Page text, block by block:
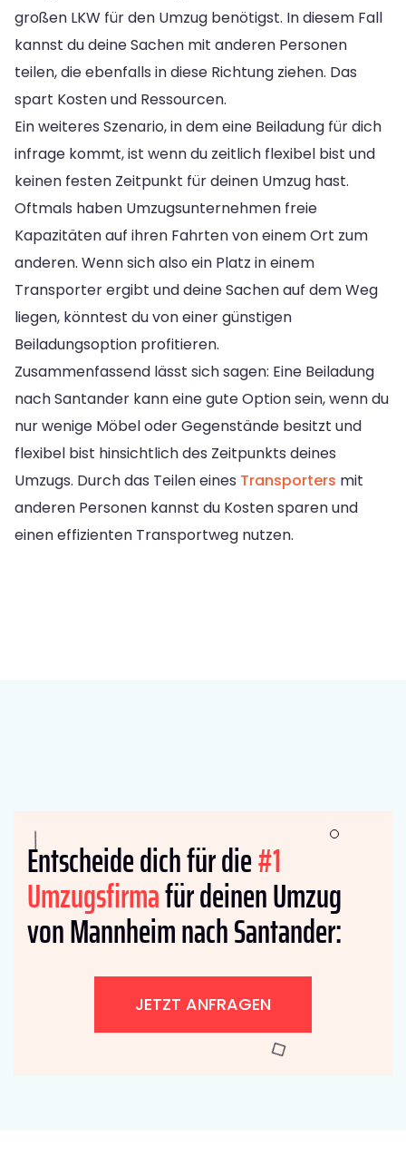
großen LKW für den Umzug benötigst. In diesem Fall
kannst du deine Sachen mit anderen Personen
teilen, die ebenfalls in diese Richtung ziehen. Das
spart Kosten und Ressourcen.
Ein weiteres Szenario, in dem eine Beiladung für dich
infrage kommt, ist wenn du zeitlich flexibel bist und
keinen festen Zeitpunkt für deinen Umzug hast.
Oftmals haben Umzugsunternehmen freie
Kapazitäten auf ihren Fahrten von einem Ort zum
anderen. Wenn sich also ein Platz in einem
Transporter ergibt und deine Sachen auf dem Weg
liegen, könntest du von einer günstigen
Beiladungsoption profitieren.
Zusammenfassend lässt sich sagen: Eine Beiladung
nach Santander kann eine gute Option sein, wenn du
nur wenige Möbel oder Gegenstände besitzt und
flexibel bist hinsichtlich des Zeitpunkts deines
Umzugs. Durch das Teilen eines Transporters mit
anderen Personen kannst du Kosten sparen und
einen effizienten Transportweg nutzen.
Entscheide dich für die#1
Umzugsfirmafür deinen Umzug
von Mannheim nach Santander:
JETZT ANFRAGEN